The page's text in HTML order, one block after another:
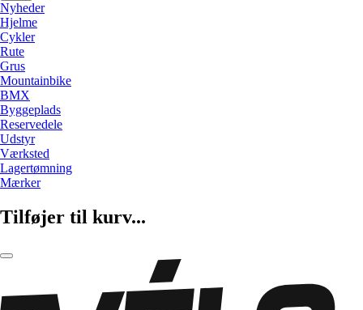
Nyheder
Hjelme
Cykler
Rute
Grus
Mountainbike
BMX
Byggeplads
Reservedele
Udstyr
Værksted
Lagertømning
Mærker
Tilføjer til kurv...